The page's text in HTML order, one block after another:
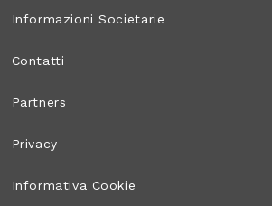
Informazioni Societarie
Contatti
Partners
Privacy
Informativa Cookie